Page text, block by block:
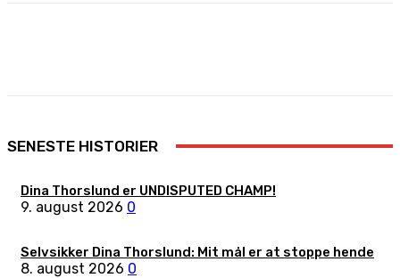
SENESTE HISTORIER
Dina Thorslund er UNDISPUTED CHAMP!
9. august 2026 0
Selvsikker Dina Thorslund: Mit mål er at stoppe hende
8. august 2026 0